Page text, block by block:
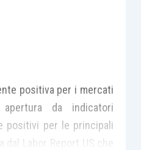
positiva per i mercati
da indicatori
positivi per le principali
dal Labor Report US che